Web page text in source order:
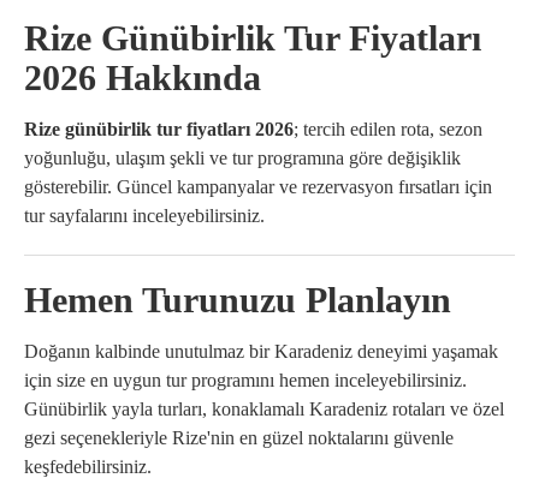
Rize Günübirlik Tur Fiyatları
2026 Hakkında
Rize günübirlik tur fiyatları 2026; tercih edilen rota, sezon
yoğunluğu, ulaşım şekli ve tur programına göre değişiklik
gösterebilir. Güncel kampanyalar ve rezervasyon fırsatları için
tur sayfalarını inceleyebilirsiniz.
Hemen Turunuzu Planlayın
Doğanın kalbinde unutulmaz bir Karadeniz deneyimi yaşamak
için size en uygun tur programını hemen inceleyebilirsiniz.
Günübirlik yayla turları, konaklamalı Karadeniz rotaları ve özel
gezi seçenekleriyle Rize'nin en güzel noktalarını güvenle
keşfedebilirsiniz.